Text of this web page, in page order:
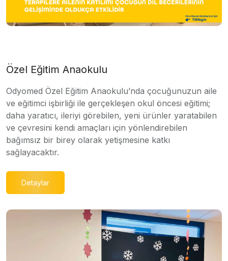
Özel Eğitim Anaokulu
Odyomed Özel Eğitim Anaokulu’nda çocuğunuzun aile
ve eğitimci işbirliği ile gerçekleşen okul öncesi eğitimi;
daha yaratıcı, ileriyi görebilen, yeni ürünler yaratabilen
ve çevresini kendi amaçları için yönlendirebilen
bağımsız bir birey olarak yetişmesine katkı
sağlayacaktır.
Detaylar